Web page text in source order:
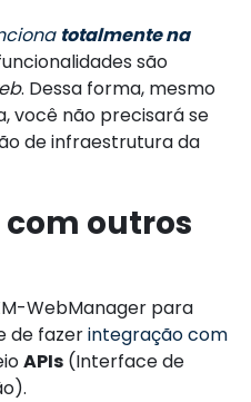
totalmente na
são
. Dessa forma, mesmo
você não precisará se
de infraestrutura da
outros
WebManager para
de fazerintegração com
APIs (Interface de